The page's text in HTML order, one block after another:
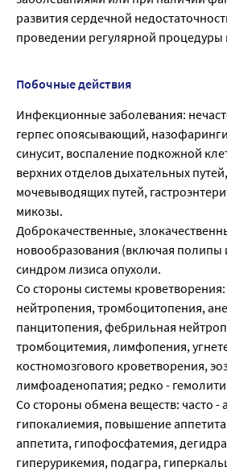
развития сердечной
проведении регулярной процедуры
Побочные действия
Инфекционные заболевания:
герпес опоясывающий,
синусит, воспаление подкожной
верхних отделов дыхательных
мочевыводящих путей,
микозы.
Доброкачественные,
новообразования (включая полипы
синдром лизиса опухоли.
Со стороны системы кроветворения:
нейтропения, тромбоцитопения,
панцитопения, фебрильная
тромбоцитемия, лимфопения,
костномозгового кроветворения,
лимфоаденопатия; редко -
Со стороны обмена веществ: часто -
гипокалиемия, повышение
аппетита, гипофосфатемия,
гиперурикемия, подагра,